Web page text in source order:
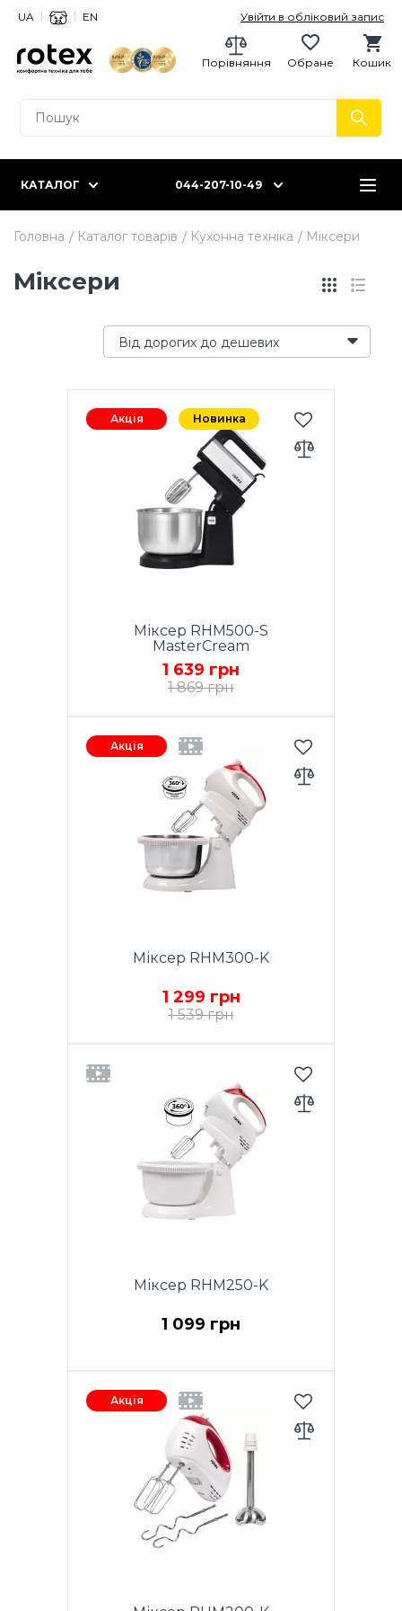
UA EN Увійти в обліковий запис
Кошик
Обране
Порівняння
КАТАЛОГ 044-207-10-49
Головна Каталог товарів Кухонна техніка Міксери
Міксери
Від дорогих до дешевих
Акція Новинка
Міксер RHM500-S
MasterCream
1 639 грн
1 869 грн
TURBO. 5 швидкостей.
Хромовані насадки. 2 віночка
для збивання яєць і кремів.
Насадки для тіста. Кнопка
вилучення насадок. Чаша, що
обертається з нерж. сталі 3,5 л.
Колір нержавіюча сталь.
Гарантія - 1 рік.
Акція
Міксер RHM300-K
1 299 грн
1 539 грн
Хромовані насадки. 2 віночка
для збивання яєць і кремів.
Насадки для тіста. Кнопка
вилучення насадок. Чаша, що
обертається з нерж. сталі 2 л.
Колір білий. Гарантія - 1 рік.
Міксер RHM250-K
1 099 грн
TURBO. 5 швидкостей.
Хромовані насадки. 2 віночка
для збивання яєць і кремів.
Насадки для тіста. Кнопка
вилучення насадок. Чаша, що
обертається із пластику 2 л.
Колір білий. Гарантія - 1 рік.
Акція